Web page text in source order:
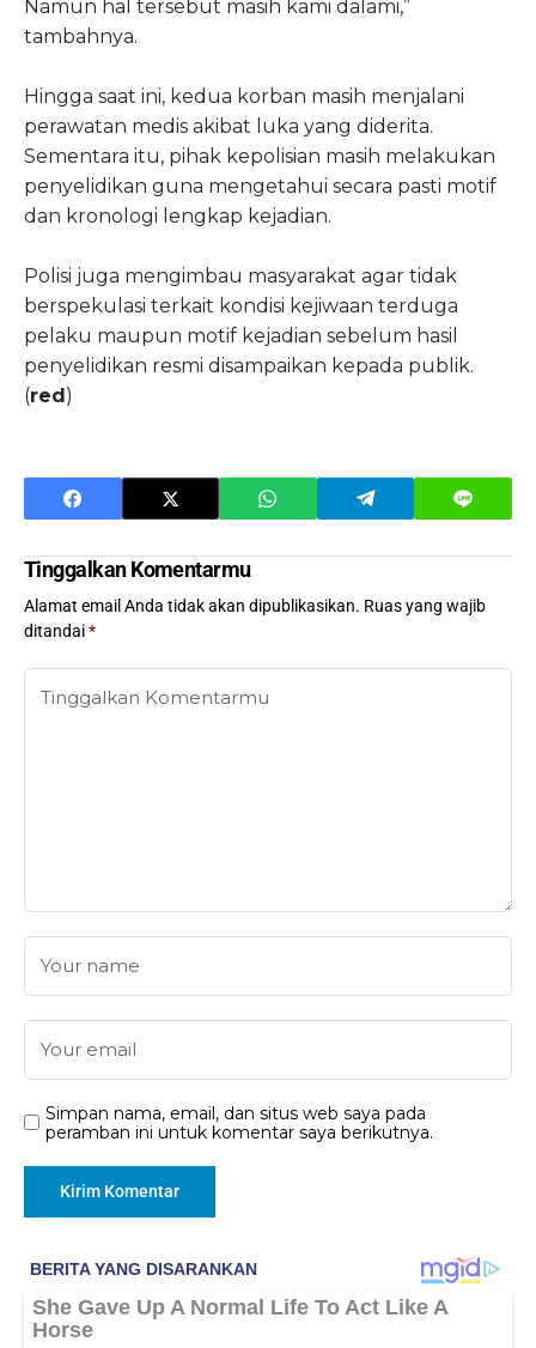
Namun hal tersebut masih kami dalami,”
tambahnya.
Hingga saat ini, kedua korban masih menjalani
perawatan medis akibat luka yang diderita.
Sementara itu, pihak kepolisian masih melakukan
penyelidikan guna mengetahui secara pasti motif
dan kronologi lengkap kejadian.
Polisi juga mengimbau masyarakat agar tidak
berspekulasi terkait kondisi kejiwaan terduga
pelaku maupun motif kejadian sebelum hasil
penyelidikan resmi disampaikan kepada publik.
(red )
Tinggalkan Komentarmu
Alamat email Anda tidak akan dipublikasikan. Ruas yang wajib
ditandai*
Simpan nama, email, dan situs web saya pada
peramban ini untuk komentar saya berikutnya.